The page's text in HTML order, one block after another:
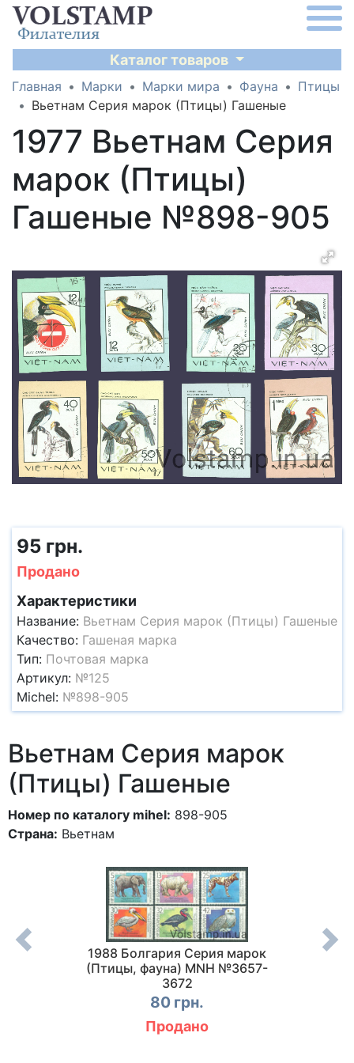
Каталог товаров
Главная Марки Марки мира Фауна
Птицы
Вьетнам Серия марок (Птицы) Гашеные
1977 Вьетнам Серия
марок (Птицы)
Гашеные №898-905
95 грн.
Продано
Характеристики
Название: Вьетнам Серия марок (Птицы) Гашеные
Качество: Гашеная марка
Тип: Почтовая марка
Артикул: №125
Michel: №898-905
Вьетнам Серия марок
(Птицы) Гашеные
Номер по каталогу mihel: 898-905
Страна: Вьетнам
1988 Болгария Серия марок
(Птицы, фауна) MNH №3657-
3672
80 грн.
Продано